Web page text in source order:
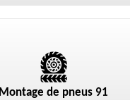
Montage de pneus 91